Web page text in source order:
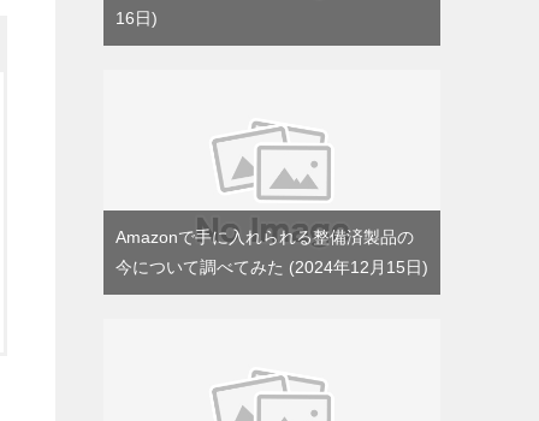
16日
Amazonで手に入れられる整備済製品の
今について調べてみた
2024年12月15日